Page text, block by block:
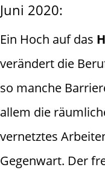
Juni 2020:
Ein Hoch auf das
verändert die
so manche
allem die
vernetztes
Gegenwart. Der